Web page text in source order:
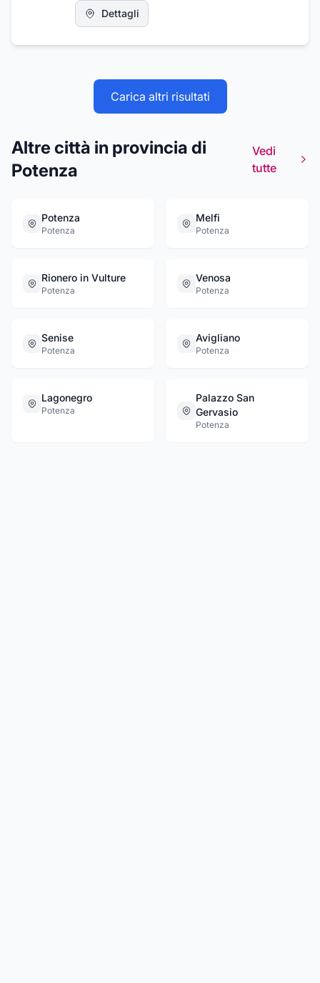
avvalendosi di spedizionieri presenti in modo
capillare su tutto il territorio sia nazionale che
Dettagli
Carica altri risultati
Altre città in provincia di
Potenza
Vedi
tutte
Potenza
Potenza
Melfi
Potenza
Rionero in Vulture
Potenza
Venosa
Potenza
Senise
Potenza
Avigliano
Potenza
Lagonegro
Potenza
Palazzo San
Gervasio
Potenza